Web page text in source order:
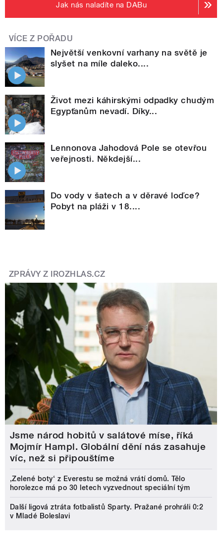
Jak nás naladíte na DABu
VÍCE Z POŘADU
Největší venkovní varhany na světě je
slyšet na míle daleko....
Život mezi káhirskými odpadky chudým
Egypťanům nevadí. Díky...
Lennonova Jahodová Pole se otevřou
veřejnosti. Někdejší...
Do vody v šatech a v děravé loďce?
Pobyt na pláži v 18....
ZPRÁVY Z IROZHLAS.CZ
Jsme národ hobitů v salátové míse, říká
Mojmír Hampl. Globální dění nás zasahuje
víc, než si připouštíme
‚Zelené boty‘ z Everestu se možná vrátí domů. Tělo
horolezce má po 30 letech vyzvednout speciální tým
Další ligová ztráta fotbalistů Sparty. Pražané prohráli 0:2
v Mladé Boleslavi